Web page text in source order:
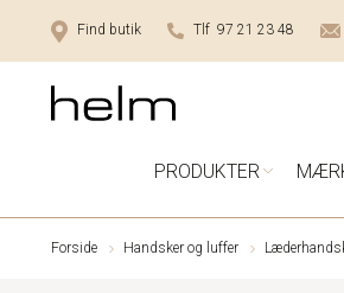
Find butik Tlf 97 21 23 48
PRODUKTER
Forside Handsker og luffer